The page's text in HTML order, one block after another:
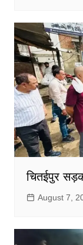
चितईपुर
August 7,